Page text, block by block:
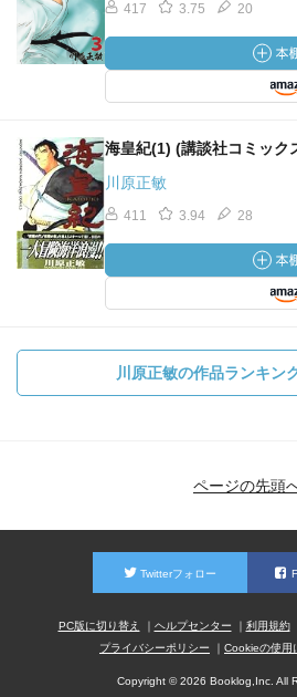
417 3.75 20
海皇紀(1) (講談社コミック
川原正敏
411 3.94 28
川原正敏の作品ランキン
ページの先頭
Twitterフォロー
PC版に切り替え ヘルプセンター 利用規約
プライバシーポリシー
Cookieの使用
Copyright © 2026 Booklog,Inc. All